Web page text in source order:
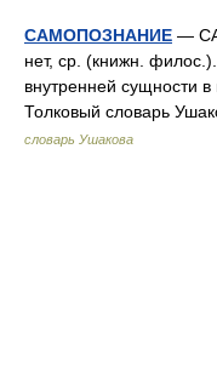
САМОПОЗНАНИЕ —
нет, ср. (книжн.
внутренней сущности
Толковый словарь
словарь Ушакова